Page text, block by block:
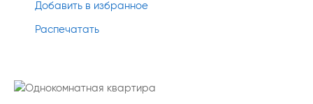
Добавить в избранное
Распечатать